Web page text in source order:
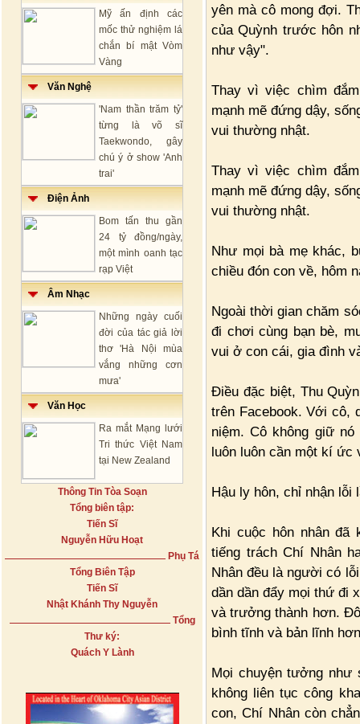
Mỹ ấn định các
mốc thử nghiệm lá
chắn bí mật Vòm
Vàng
Văn Nghệ
'Nam thần trăm tỷ'
từng là võ sĩ
Taekwondo, gây
chú ý ở show 'Anh
trai'
Điện Ảnh
Bom tấn thu gần
24 tỷ đồng/ngày,
một mình oanh tạc
rạp Việt
Âm Nhạc
Những ngày cuối
đời của tác giả lời
thơ 'Hà Nội mùa
vắng những cơn
mưa'
Văn Học
Ra mắt Mạng lưới
Tri thức Việt Nam
tại New Zealand
Thông Tin Tòa Soạn
Tổng biên tập:
Tiến Sĩ
Nguyễn Hữu Hoạt
Phụ Tá
Tổng Biên Tập
Tiến Sĩ
Nhật Khánh Thy Nguyễn
Tổng
Thư ký:
Quách Y Lành
yên mà cô mong đợi.
của Quỳnh trước hôn
như vậy".
Thay vì việc chìm
mạnh mẽ đứng dậy,
vui thường nhật.
Thay vì việc chìm
mạnh mẽ đứng dậy,
vui thường nhật.
Như mọi bà mẹ khác,
chiều đón con về, hôm
Ngoài thời gian chăm
đi chơi cùng bạn bè,
vui ở con cái, gia đình
Điều đặc biệt, Thu
trên Facebook. Với cô,
niệm. Cô không giữ
luôn luôn cần một kí ức
Hậu ly hôn, chỉ nhận lỗi
Khi cuộc hôn nhân đã
tiếng trách Chí Nhân
Nhân đều là người có
dần dần đẩy mọi thứ đi
và trưởng thành hơn.
bình tĩnh và bản lĩnh
Mọi chuyện tưởng như
không liên tục công
con, Chí Nhân còn